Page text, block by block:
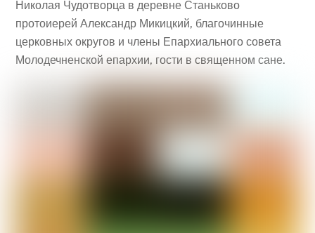
Николая Чудотворца в деревне Станьково
протоиерей Александр Микицкий, благочинные
церковных округов и члены Епархиального совета
Молодечненской епархии, гости в священном сане.